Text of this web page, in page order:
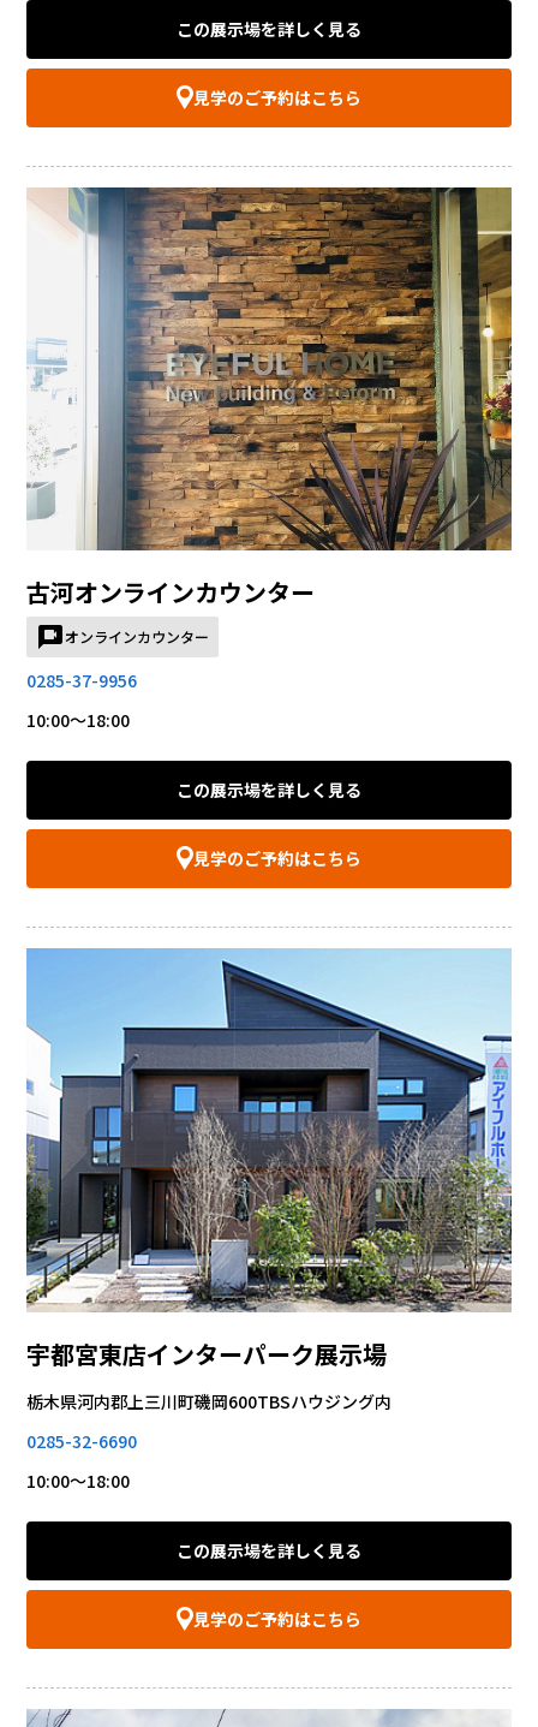
この展示場を詳しく見る
見学のご予約はこちら
古河オンラインカウンター
オンラインカウンター
0285-37-9956
10:00～18:00
この展示場を詳しく見る
見学のご予約はこちら
宇都宮東店インターパーク展示場
栃木県河内郡上三川町磯岡600TBSハウジング内
0285-32-6690
10:00～18:00
この展示場を詳しく見る
見学のご予約はこちら